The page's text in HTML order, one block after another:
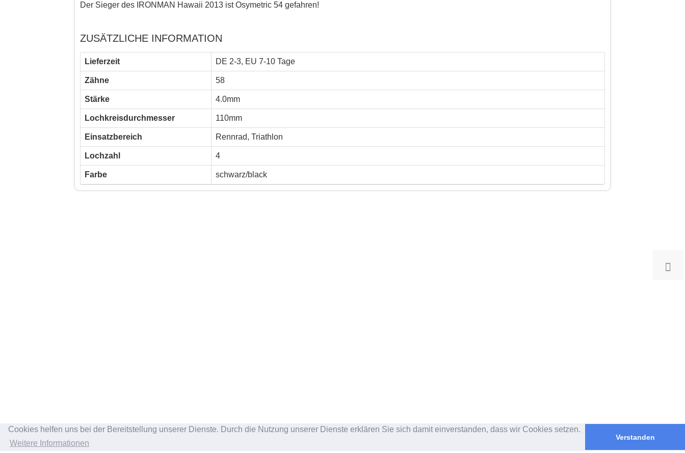
Cookies helfen uns bei der Bereitstellung unserer Dienste. Durch die Nutzung unserer Dienste erklären Sie sich damit einverstanden, dass wir Cookies setzen.
Weitere Informationen
Verstanden
Der Sieger des IRONMAN Hawaii 2013 ist Osymetric 54 gefahren!
ZUSÄTZLICHE INFORMATION
Lieferzeit DE 2-3, EU 7-10 Tage
Zähne 58
Stärke 4.0mm
Lochkreisdurchmesser 110mm
Einsatzbereich Rennrad, Triathlon
Lochzahl 4
Farbe schwarz/black